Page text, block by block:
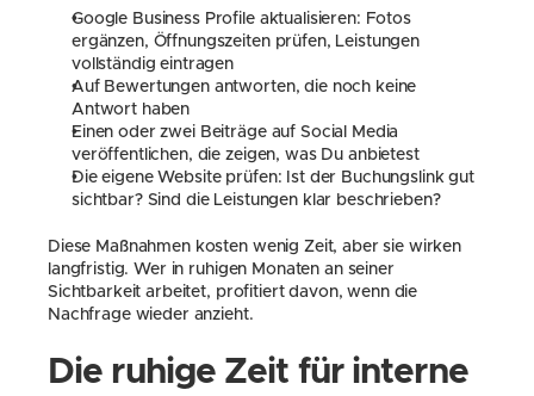
Google Business Profile aktualisieren: Fotos
ergänzen, Öffnungszeiten prüfen, Leistungen
vollständig eintragen
Auf Bewertungen antworten, die noch keine
Antwort haben
Einen oder zwei Beiträge auf Social Media
veröffentlichen, die zeigen, was Du anbietest
Die eigene Website prüfen: Ist der Buchungslink gut
sichtbar? Sind die Leistungen klar beschrieben?
Diese Maßnahmen kosten wenig Zeit, aber sie wirken
langfristig. Wer in ruhigen Monaten an seiner
Sichtbarkeit arbeitet, profitiert davon, wenn die
Nachfrage wieder anzieht.
Die ruhige Zeit für interne